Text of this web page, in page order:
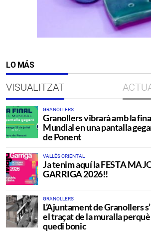
LO MÁS
VISUALITZAT
GRANOLLERS
Granollers vibrarà amb la
Mundial en una pantalla
de Ponent
VALLÉS ORIENTAL
Ja tenim aquí la FESTA
GARRIGA 2026!!
GRANOLLERS
L’Ajuntament de Granollers
el traçat de la muralla
quedi bonic